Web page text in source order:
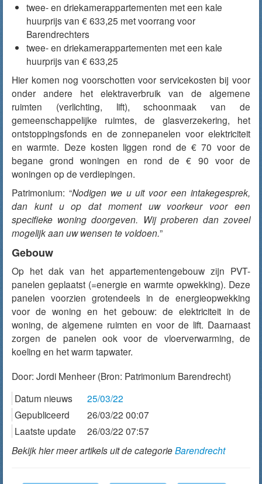
twee- en driekamerappartementen met een kale
huurprijs van € 633,25 met voorrang voor
Barendrechters
twee- en driekamerappartementen met een kale
huurprijs van € 633,25
Hier komen nog voorschotten voor servicekosten bij voor
onder andere het elektraverbruik van de algemene
ruimten (verlichting, lift), schoonmaak van de
gemeenschappelijke ruimtes, de glasverzekering, het
ontstoppingsfonds en de zonnepanelen voor elektriciteit
en warmte. Deze kosten liggen rond de € 70 voor de
begane grond woningen en rond de € 90 voor de
woningen op de verdiepingen.
Patrimonium: “Nodigen we u uit voor een intakegesprek,
dan kunt u op dat moment uw voorkeur voor een
specifieke woning doorgeven. Wij proberen dan zoveel
mogelijk aan uw wensen te voldoen.”
Gebouw
Op het dak van het appartementengebouw zijn PVT-
panelen geplaatst (=energie en warmte opwekking). Deze
panelen voorzien grotendeels in de energieopwekking
voor de woning en het gebouw: de elektriciteit in de
woning, de algemene ruimten en voor de lift. Daarnaast
zorgen de panelen ook voor de vloerverwarming, de
koeling en het warm tapwater.
Door: Jordi Menheer (Bron: Patrimonium Barendrecht)
Datum nieuws
25/03/22
Gepubliceerd
26/03/22 00:07
Laatste update
26/03/22 07:57
Bekijk hier meer artikels uit de categorieBarendrecht